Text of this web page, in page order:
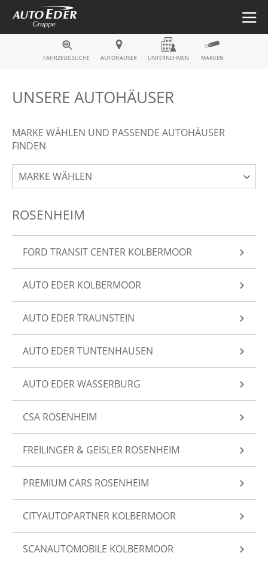
Fahrzeugsuche
FAHRZEUGSUCHE AUTOHÄUSER UNTERNEHMEN MARKEN
UNSERE AUTOHÄUSER
MARKE WÄHLEN UND PASSENDE AUTOHÄUSER
FINDEN
ROSENHEIM
FORD TRANSIT CENTER KOLBERMOOR
AUTO EDER KOLBERMOOR
AUTO EDER TRAUNSTEIN
AUTO EDER TUNTENHAUSEN
AUTO EDER WASSERBURG
CSA ROSENHEIM
FREILINGER & GEISLER ROSENHEIM
PREMIUM CARS ROSENHEIM
CITYAUTOPARTNER KOLBERMOOR
SCANAUTOMOBILE KOLBERMOOR